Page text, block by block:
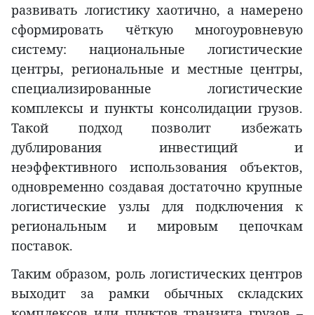
развивать логистику хаотично, а намерено
сформировать чёткую многоуровневую
систему: национальные логистические
центры, региональные и местные центры,
специализированные логистические
комплексы и пункты консолидации грузов.
Такой подход позволит избежать
дублирования инвестиций и
неэффективного использования объектов,
одновременно создавая достаточно крупные
логистические узлы для подключения к
региональным и мировым цепочкам
поставок.
Таким образом, роль логистических центров
выходит за рамки обычных складских